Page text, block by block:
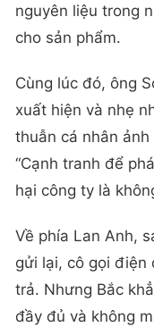
nguyên liệu trong
cho sản phẩm.
Cùng lúc đó, ông
xuất hiện và nhẹ
thuẫn cá nhân
“Cạnh tranh để
hại công ty là
Về phía Lan Anh,
gửi lại, cô gọi điện
trả. Nhưng Bắc
đầy đủ và không